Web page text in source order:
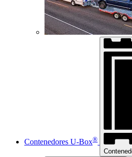
Contenedores U-Box®